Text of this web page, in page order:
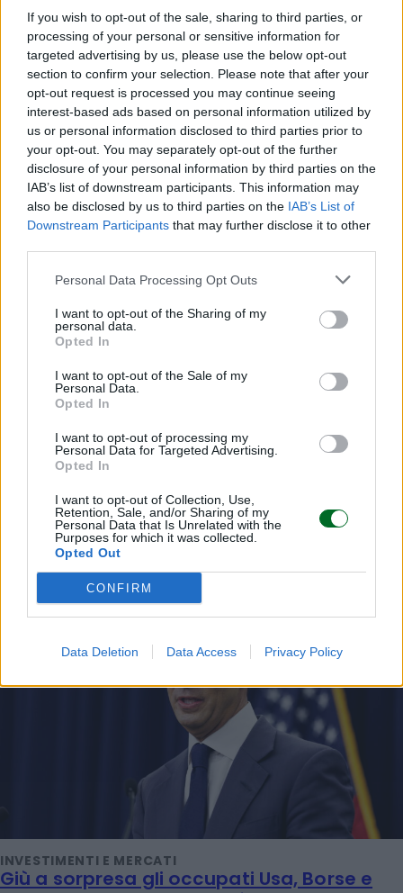
If you wish to opt-out of the sale, sharing to third parties, or
processing of your personal or sensitive information for
targeted advertising by us, please use the below opt-out
section to confirm your selection. Please note that after your
opt-out request is processed you may continue seeing
interest-based ads based on personal information utilized by
us or personal information disclosed to third parties prior to
your opt-out. You may separately opt-out of the further
disclosure of your personal information by third parties on the
IAB’s list of downstream participants. This information may
also be disclosed by us to third parties on the IAB’s List of
Downstream Participants that may further disclose it to other
Personal Data Processing Opt Outs
I want to opt-out of the Sharing of my
personal data.
Opted In
I want to opt-out of the Sale of my
Personal Data.
Opted In
I want to opt-out of processing my
Personal Data for Targeted Advertising.
Opted In
I want to opt-out of Collection, Use,
Retention, Sale, and/or Sharing of my
Personal Data that Is Unrelated with the
Purposes for which it was collected.
Opted Out
CONFIRM
Data Deletion Data Access Privacy Policy
banche
Condividi
Scegli Moneta come fonte preferita
LEGGI ANCHE
INVESTIMENTI E MERCATI
Giù a sorpresa gli occupati Usa, Borse e